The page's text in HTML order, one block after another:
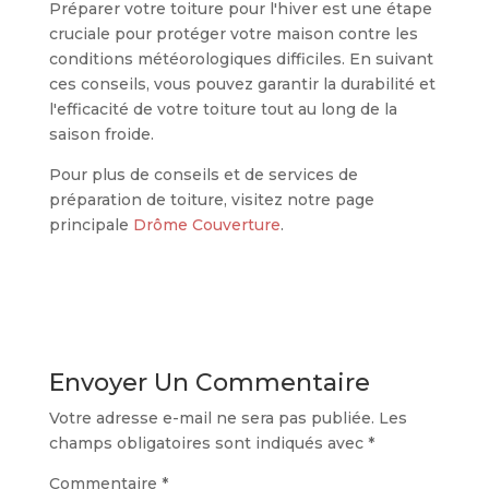
Préparer votre toiture pour l'hiver est une étape
cruciale pour protéger votre maison contre les
conditions météorologiques difficiles. En suivant
ces conseils, vous pouvez garantir la durabilité et
l'efficacité de votre toiture tout au long de la
saison froide.
Pour plus de conseils et de services de
préparation de toiture, visitez notre page
principale Drôme Couverture.
Envoyer Un Commentaire
Votre adresse e-mail ne sera pas publiée. Les
champs obligatoires sont indiqués avec *
Commentaire *